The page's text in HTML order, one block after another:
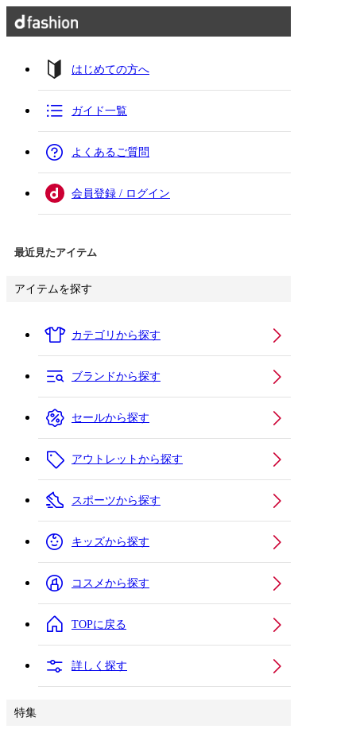
はじめての方へ
ガイド一覧
よくあるご質問
会員登録 / ログイン
最近見たアイテム
アイテムを探す
カテゴリから探す
ブランドから探す
セールから探す
アウトレットから探す
スポーツから探す
キッズから探す
コスメから探す
TOPに戻る
詳しく探す
特集